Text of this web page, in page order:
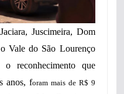
Juscimeira, Dom
Vale do São Lourenço
o reconhecimento que
anos, foram mais de R$ 9